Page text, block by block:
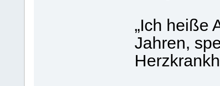
„Ich heiße
Jahren,